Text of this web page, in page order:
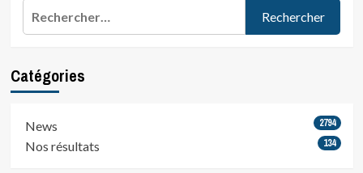
Catégories
News 2794
Nos résultats 134